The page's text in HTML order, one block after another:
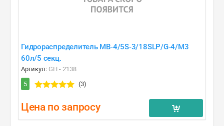
Гидрораспределитель MB-4/5S-3/18SLP/G-4/M3
60л/5 секц.
Артикул: GH - 2138
5
(3)
Цена по запросу